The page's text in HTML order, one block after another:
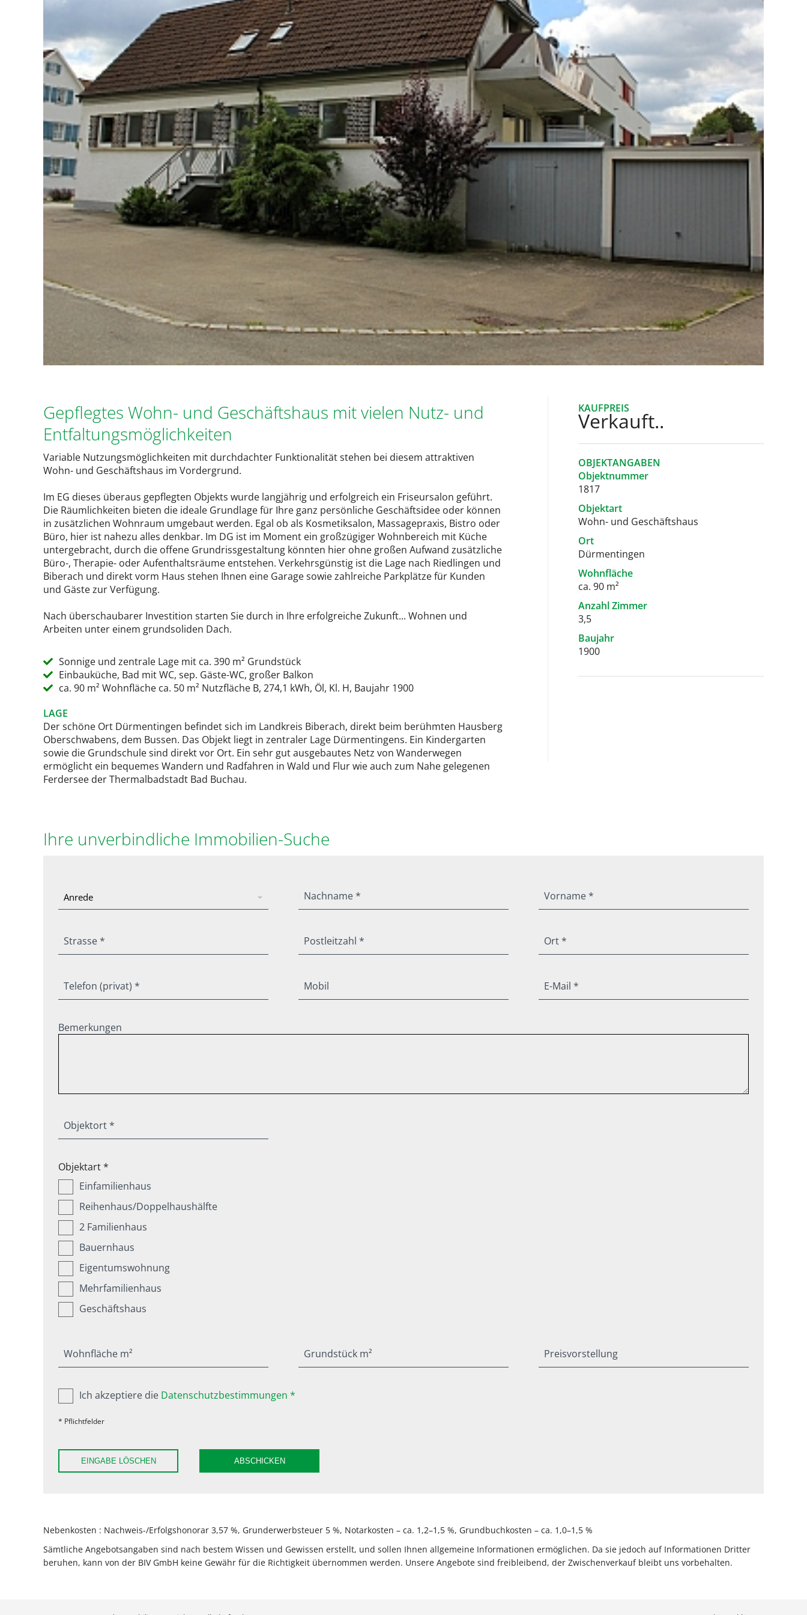
Gepflegtes Wohn- und Geschäftshaus mit vielen Nutz- und
Entfaltungsmöglichkeiten
Variable Nutzungsmöglichkeiten mit durchdachter Funktionalität stehen bei diesem attraktiven
Wohn- und Geschäftshaus im Vordergrund.
Im EG dieses überaus gepflegten Objekts wurde langjährig und erfolgreich ein Friseursalon geführt.
Die Räumlichkeiten bieten die ideale Grundlage für Ihre ganz persönliche Geschäftsidee oder können
in zusätzlichen Wohnraum umgebaut werden. Egal ob als Kosmetiksalon, Massagepraxis, Bistro oder
Büro, hier ist nahezu alles denkbar. Im DG ist im Moment ein großzügiger Wohnbereich mit Küche
untergebracht, durch die offene Grundrissgestaltung könnten hier ohne großen Aufwand zusätzliche
Büro-, Therapie- oder Aufenthaltsräume entstehen. Verkehrsgünstig ist die Lage nach Riedlingen und
Biberach und direkt vorm Haus stehen Ihnen eine Garage sowie zahlreiche Parkplätze für Kunden
und Gäste zur Verfügung.
Nach überschaubarer Investition starten Sie durch in Ihre erfolgreiche Zukunft... Wohnen und
Arbeiten unter einem grundsoliden Dach.
Sonnige und zentrale Lage mit ca. 390 m² Grundstück
Einbauküche, Bad mit WC, sep. Gäste-WC, großer Balkon
ca. 90 m² Wohnfläche ca. 50 m² Nutzfläche B, 274,1 kWh, Öl, Kl. H, Baujahr 1900
LAGE
Der schöne Ort Dürmentingen befindet sich im Landkreis Biberach, direkt beim berühmten Hausberg
Oberschwabens, dem Bussen. Das Objekt liegt in zentraler Lage Dürmentingens. Ein Kindergarten
sowie die Grundschule sind direkt vor Ort. Ein sehr gut ausgebautes Netz von Wanderwegen
ermöglicht ein bequemes Wandern und Radfahren in Wald und Flur wie auch zum Nahe gelegenen
Ferdersee der Thermalbadstadt Bad Buchau.
KAUFPREIS
Verkauft..
OBJEKTANGABEN
Objektnummer
1817
Objektart
Wohn- und Geschäftshaus
Ort
Dürmentingen
Wohnfläche
ca. 90 m²
Anzahl Zimmer
3,5
Baujahr
1900
Ihre unverbindliche Immobilien-Suche
Nachname * Vorname *
Strasse * Postleitzahl * Ort *
Telefon (privat) * Mobil E-Mail *
Bemerkungen
Objektort *
Objektart *
Einfamilienhaus
Reihenhaus/Doppelhaushälfte
2 Familienhaus
Bauernhaus
Eigentumswohnung
Mehrfamilienhaus
Geschäftshaus
Wohnfläche m² Grundstück m² Preisvorstellung
Ich akzeptiere die Datenschutzbestimmungen *
* Pflichtfelder
EINGABE LÖSCHEN ABSCHICKEN
Nebenkosten : Nachweis-/Erfolgshonorar 3,57 %, Grunderwerbsteuer 5 %, Notarkosten – ca. 1,2–1,5 %, Grundbuchkosten – ca. 1,0–1,5 %
Sämtliche Angebotsangaben sind nach bestem Wissen und Gewissen erstellt, und sollen Ihnen allgemeine Informationen ermöglichen. Da sie jedoch auf Informationen Dritter
beruhen, kann von der BIV GmbH keine Gewähr für die Richtigkeit übernommen werden. Unsere Angebote sind freibleibend, der Zwischenverkauf bleibt uns vorbehalten.